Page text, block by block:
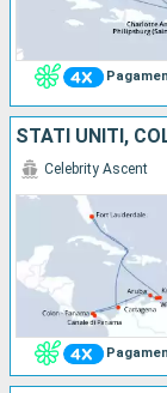
Celebrity Ascent